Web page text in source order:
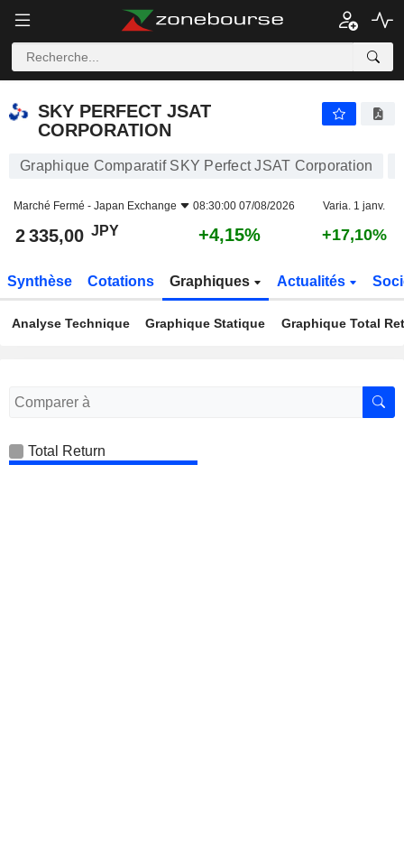
SKY PERFECT JSAT
CORPORATION
Graphique Comparatif SKY Perfect JSAT Corporation
Marché Fermé - Japan Exchange 08:30:00 07/08/2026 Varia. 1 janv.
2 335,00 JPY +4,15% +17,10%
Synthèse Cotations Graphiques Actualités
Analyse Technique Graphique Statique Graphique Total
Total Return